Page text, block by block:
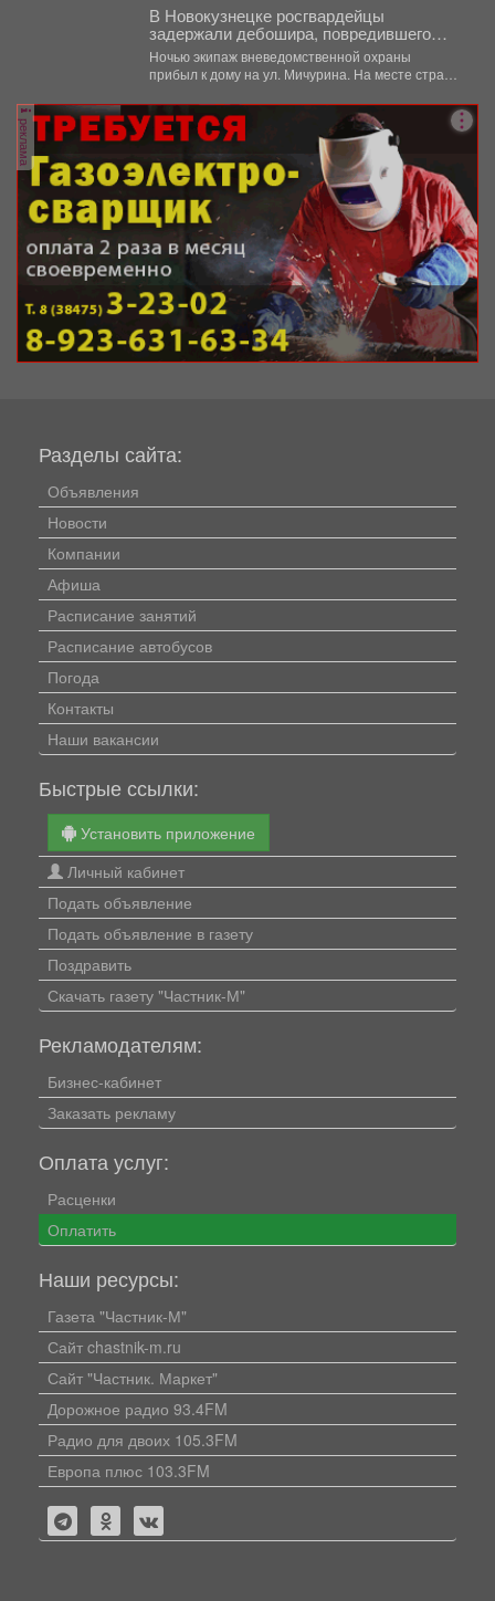
В Новокузнецке росгвардейцы
задержали дебошира, повредившего
окно и дверь квартиры сожительницы
Ночью экипаж вневедомственной охраны
прибыл к дому на ул. Мичурина. На месте стражи
реклама
Разделы сайта:
Объявления
Новости
Компании
Афиша
Расписание занятий
Расписание автобусов
Погода
Контакты
Наши вакансии
Быстрые ссылки:
Установить приложение
Личный кабинет
Подать объявление
Подать объявление в газету
Поздравить
Скачать газету "Частник-М"
Рекламодателям:
Бизнес-кабинет
Заказать рекламу
Оплата услуг:
Расценки
Оплатить
Наши ресурсы:
Газета "Частник-М"
Сайт chastnik-m.ru
Сайт "Частник. Маркет"
Дорожное радио 93.4FM
Радио для двоих 105.3FM
Европа плюс 103.3FM